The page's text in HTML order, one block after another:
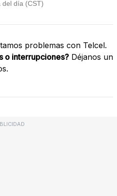
problemas con Telcel.
o interrupciones? Déjanos un